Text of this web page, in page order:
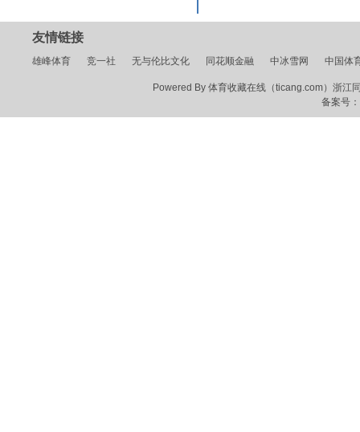
友情链接
雄峰体育 竞一社 无与伦比文化 同花顺金融 中冰雪网 中国体
Powered By 体育收藏在线（ticang.com）浙江
备案号：